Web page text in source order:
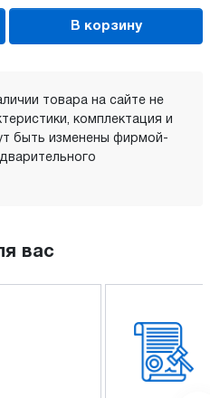
В корзину
товара на сайте не
комплектация и
быть изменены фирмой-
вас